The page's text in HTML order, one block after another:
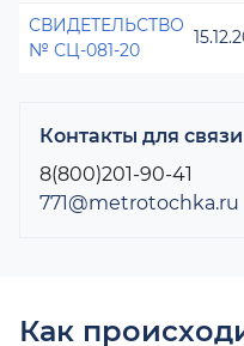
СВИДЕТЕЛЬСТВО
№ СЦ-081-20
Контакты для
8(800)201-90-41
771@metrotochka.ru
Как